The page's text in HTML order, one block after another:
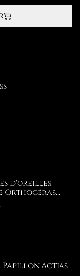
d'oreilles
Orthocéras
Papillon Actias